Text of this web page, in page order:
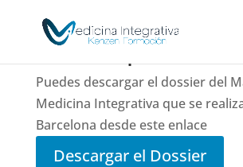
Gracias por tu
Puedes descargar el dossier del
Medicina Integrativa que se
Barcelona desde este enlace
Descargar el Dossier